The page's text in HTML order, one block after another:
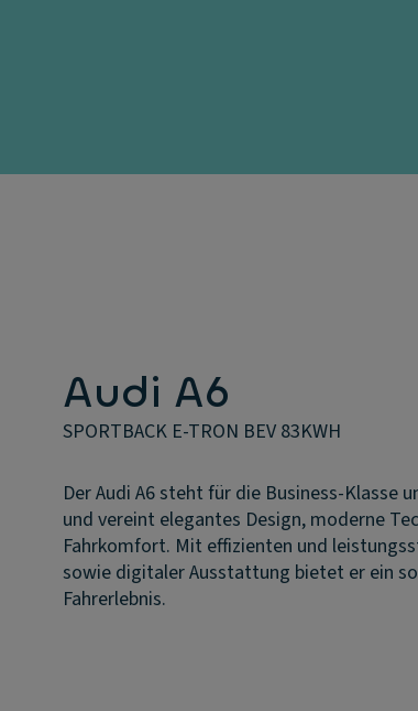
Audi A6
SPORTBACK E-TRON BEV 83KWH
Der Audi A6 steht für die Business-Klasse
und vereint elegantes Design, moderne
Fahrkomfort. Mit effizienten und
sowie digitaler Ausstattung bietet er ein
Fahrerlebnis.